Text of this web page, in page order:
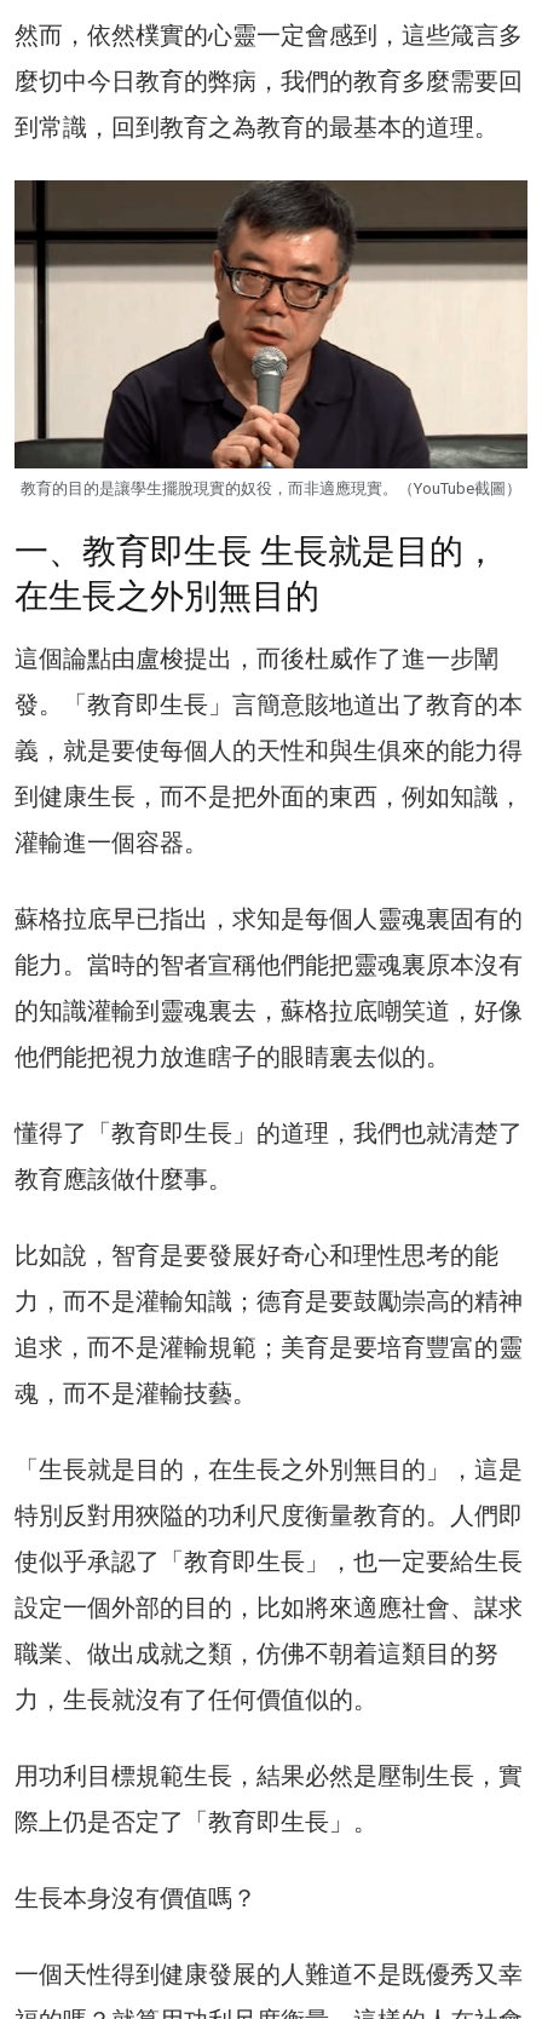
然而，依然樸實的心靈一定會感到，這些箴言多
麼切中今日教育的弊病，我們的教育多麼需要回
到常識，回到教育之為教育的最基本的道理。
教育的目的是讓學生擺脫現實的奴役，而非適應現實。（YouTube截圖）
一、教育即生長 生長就是目的，
在生長之外別無目的
這個論點由盧梭提出，而後杜威作了進一步闡
發。「教育即生長」言簡意賅地道出了教育的本
義，就是要使每個人的天性和與生俱來的能力得
到健康生長，而不是把外面的東西，例如知識，
灌輸進一個容器。
蘇格拉底早已指出，求知是每個人靈魂裏固有的
能力。當時的智者宣稱他們能把靈魂裏原本沒有
的知識灌輸到靈魂裏去，蘇格拉底嘲笑道，好像
他們能把視力放進瞎子的眼睛裏去似的。
懂得了「教育即生長」的道理，我們也就清楚了
教育應該做什麼事。
比如說，智育是要發展好奇心和理性思考的能
力，而不是灌輸知識；德育是要鼓勵崇高的精神
追求，而不是灌輸規範；美育是要培育豐富的靈
魂，而不是灌輸技藝。
「生長就是目的，在生長之外別無目的」，這是
特別反對用狹隘的功利尺度衡量教育的。人們即
使似乎承認了「教育即生長」，也一定要給生長
設定一個外部的目的，比如將來適應社會、謀求
職業、做出成就之類，仿佛不朝着這類目的努
力，生長就沒有了任何價值似的。
用功利目標規範生長，結果必然是壓制生長，實
際上仍是否定了「教育即生長」。
生長本身沒有價值嗎？
一個天性得到健康發展的人難道不是既優秀又幸